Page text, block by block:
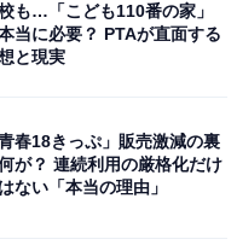
も…「こども110番の家」
当に必要？ PTAが直面する
と現実
青春18きっぷ」販売激減の裏
が？ 連続利用の厳格化だけ
ない「本当の理由」